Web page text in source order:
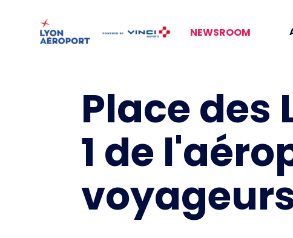
NEWSROOM
Place des
1 de